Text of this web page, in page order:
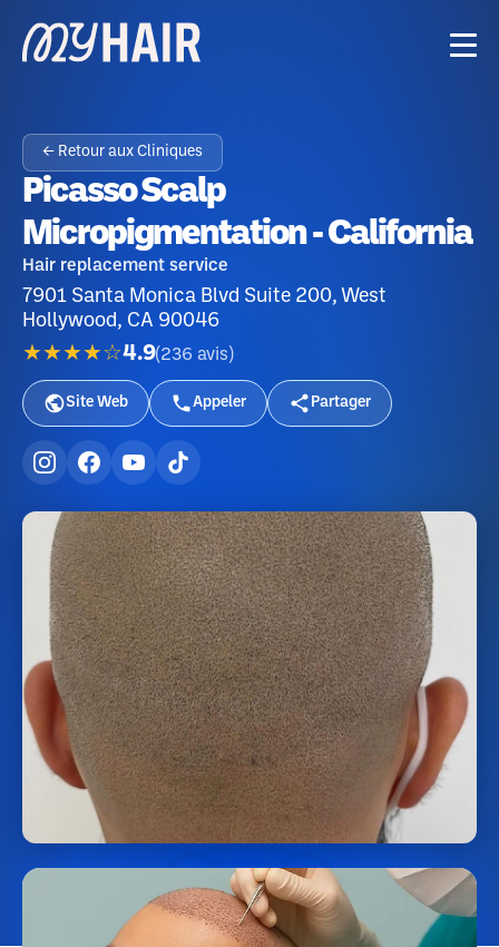
← Retour aux Cliniques
Picasso Scalp
Micropigmentation - California
Hair replacement service
7901 Santa Monica Blvd Suite 200, West
Hollywood, CA 90046
★★★★☆4.9(236 avis )
Site Web Appeler Partager